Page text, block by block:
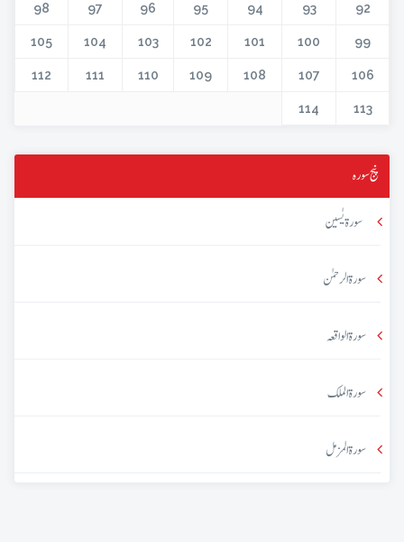
92
93
94
95
96
97
98
99
100
101
102
103
104
105
106
107
108
109
110
111
112
113
114
پنج سورہ
سورۃ یٰسین
سورۃ الرحمٰن
سورۃ الواقعہ
سورۃ الملک
سورۃ المزمل